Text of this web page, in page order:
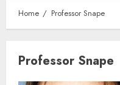
Home Professor Snape
Professor Snape